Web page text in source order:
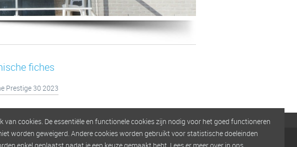
fiches
Prestige 30 2023
inf o @aluform. be
BTW: BE 0463.361.575
van cookies. De essentiële en functionele cookies zijn nodig voor het goed functioneren
worden geweigerd. Andere cookies worden gebruikt voor statistische doeleinden